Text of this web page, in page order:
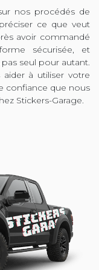
nos procédés de
ce que veut
avoir commandé
sécurisée, et
seul pour autant.
à utiliser votre
confiance que nous
Stickers-Garage.